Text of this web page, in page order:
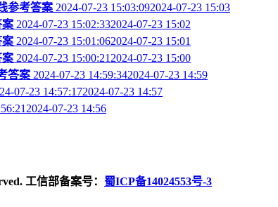
参考答案 2024-07-23 15:03:092024-07-23 15:03
案 2024-07-23 15:02:332024-07-23 15:02
案 2024-07-23 15:01:062024-07-23 15:01
案 2024-07-23 15:00:212024-07-23 15:00
答案 2024-07-23 14:59:342024-07-23 14:59
07-23 14:57:172024-07-23 14:57
07-23 14:56
工信部备案号： 蜀ICP备14024553号-3